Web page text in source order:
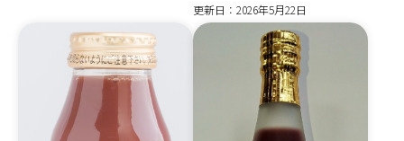
更新日：2026年5月22日